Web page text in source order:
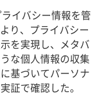
イバシー情報を管
り、プライバシー
を実現し、メタバ
な個人情報の収集
基づいてパーソナ
証で確認した。